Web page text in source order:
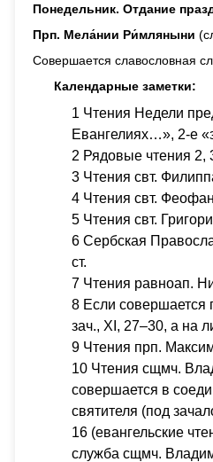
Понедельник. Отдание
Прп. Мела́нии Ри́мляныни
Совершается славословная
Календарные заметки:
1 Чтения Недели
Евангелиях…», 2-е
2 Рядовые чтения 2,
3 Чтения свт.
4 Чтения свт.
5 Чтения свт.
6 Сербская
ст.
7 Чтения равноап.
8 Если совершается
зач., XI, 27–30, а на
9 Чтения прп.
10 Чтения сщмч.
совершается в
святителя (под
16 (евангельские
служба сщмч.